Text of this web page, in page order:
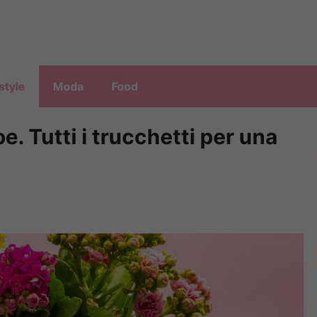
Moda Food
Tutti i trucchetti per una